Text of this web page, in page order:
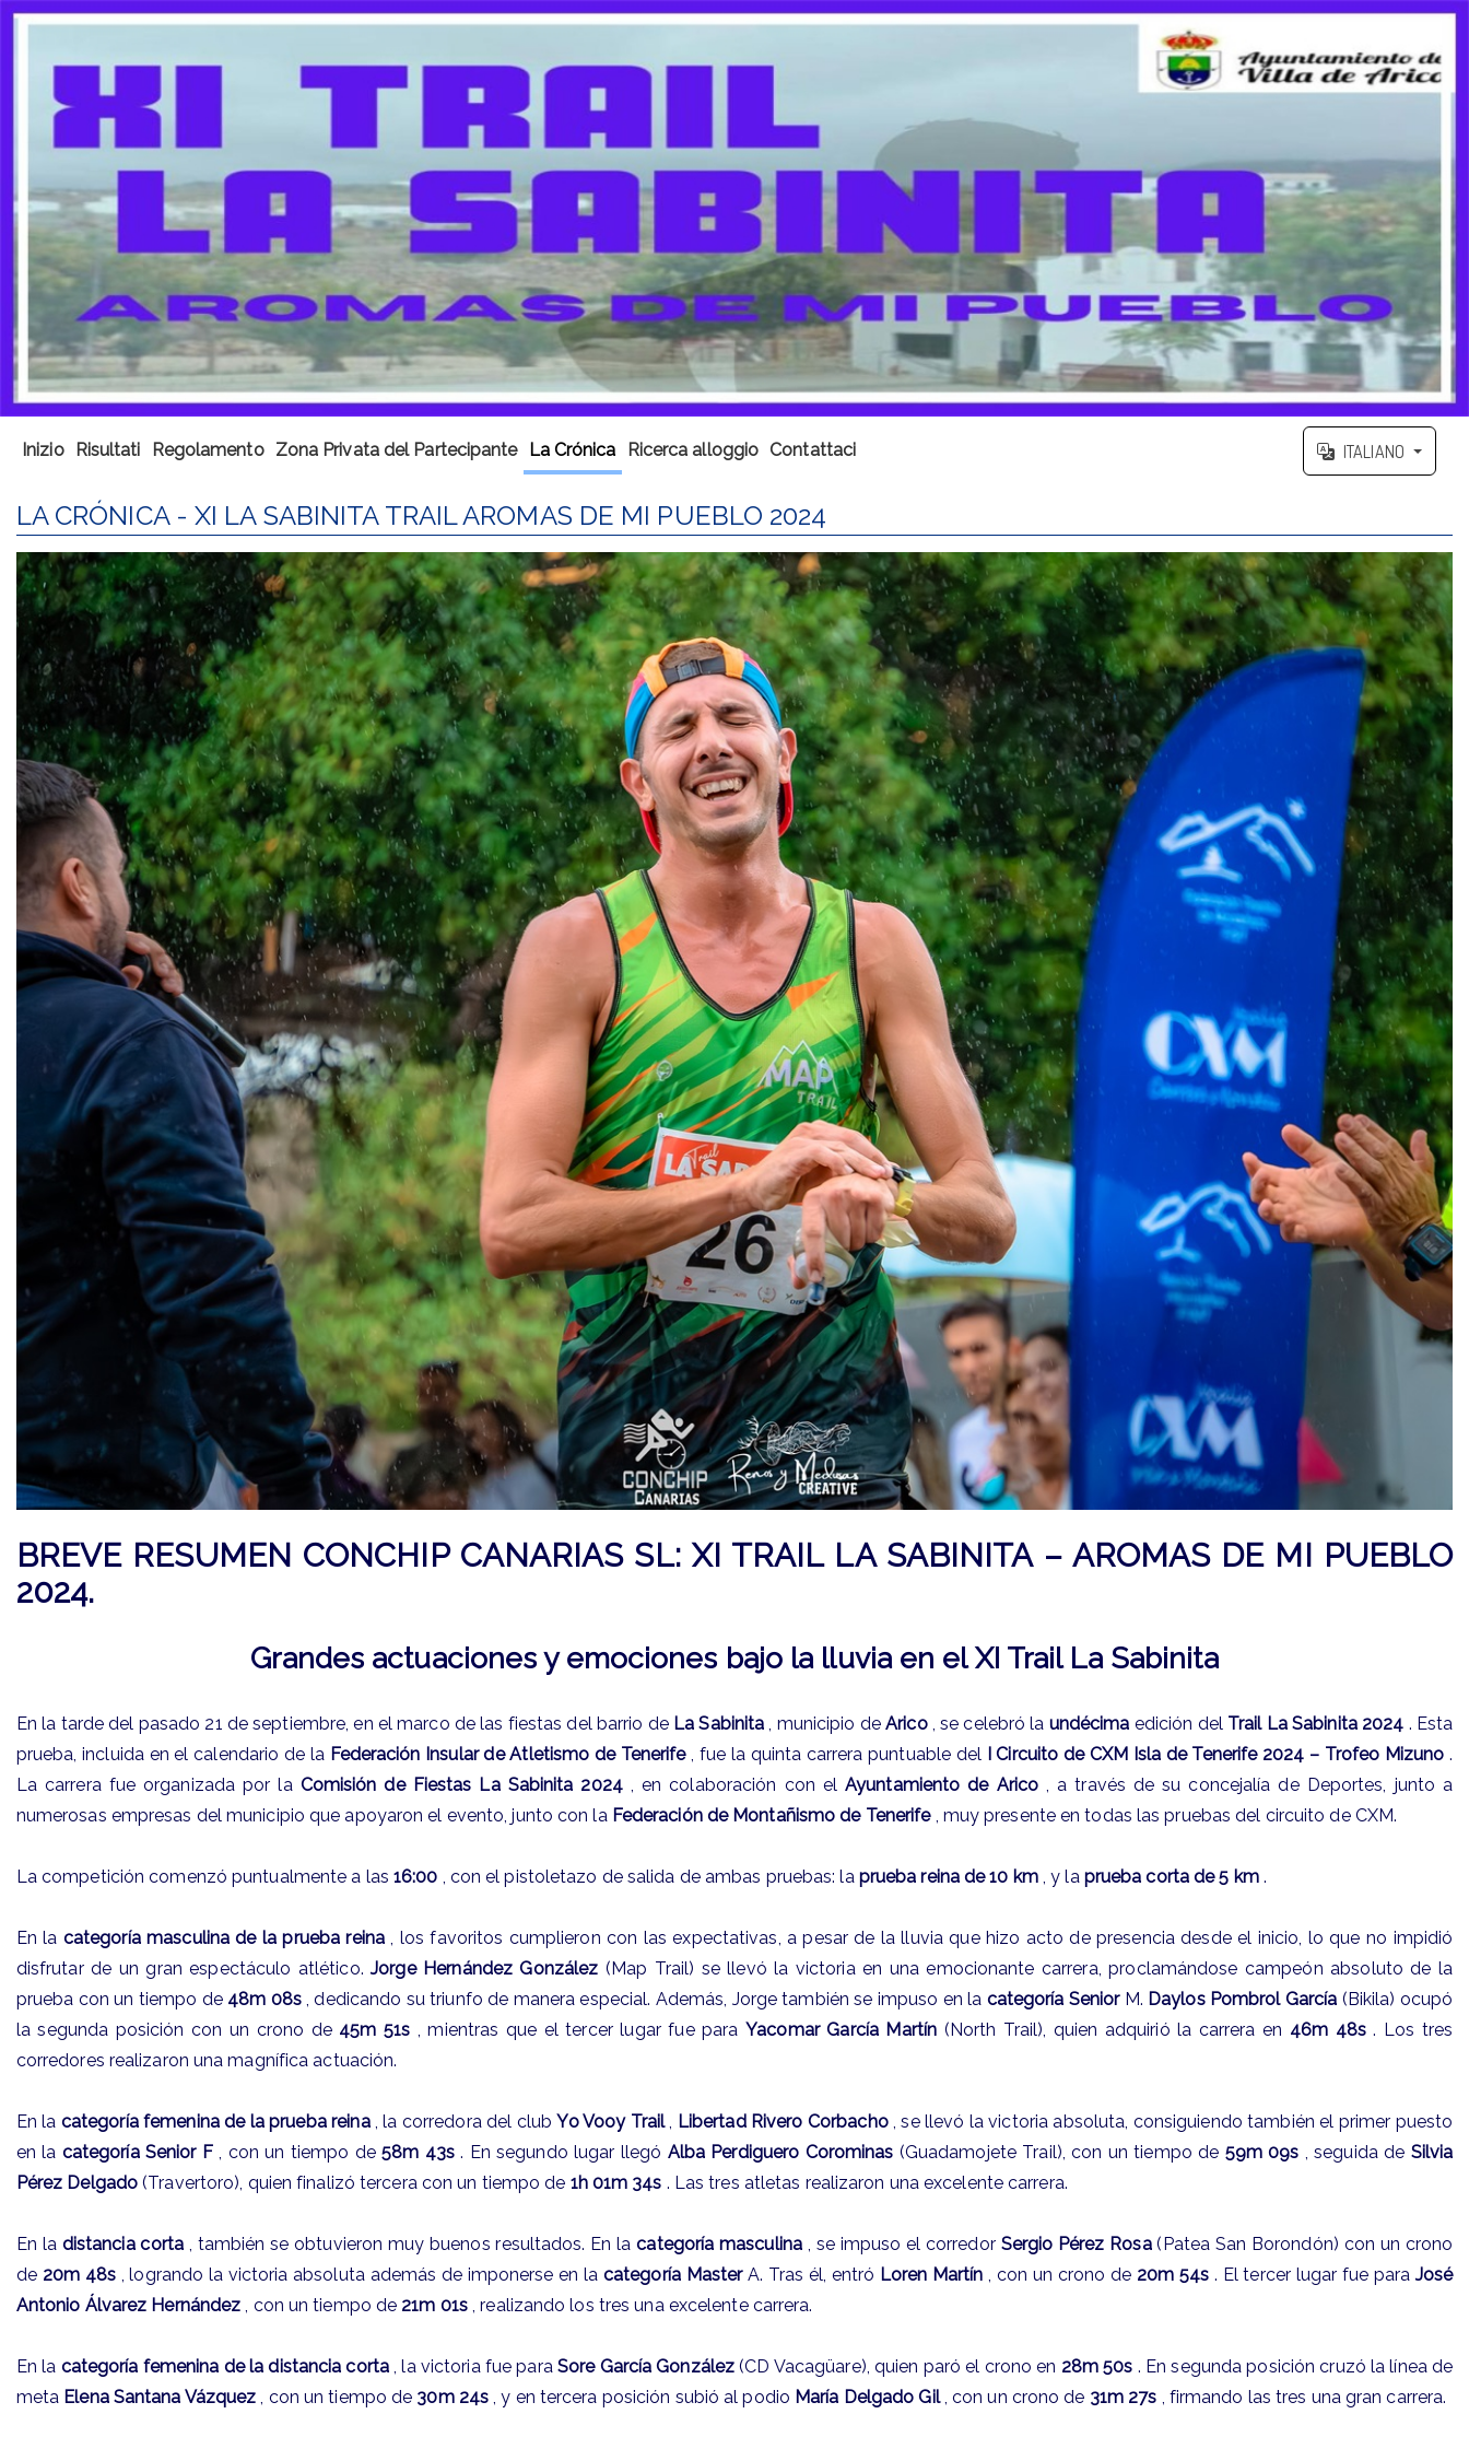
Inizio Risultati Regolamento Zona Privata del Partecipante La Crónica Ricerca alloggio Contattaci ITALIANO
LA CRÓNICA - XI LA SABINITA TRAIL AROMAS DE MI PUEBLO 2024
BREVE RESUMEN CONCHIP CANARIAS SL: XI TRAIL LA SABINITA – AROMAS DE MI PUEBLO
2024.
Grandes actuaciones y emociones bajo la lluvia en el XI Trail La Sabinita
En la tarde del pasado 21 de septiembre, en el marco de las fiestas del barrio de La Sabinita , municipio deArico, se celebró la undécima edición del Trail La Sabinita 2024 . Esta
prueba, incluida en el calendario de la Federación Insular de Atletismo de Tenerife, fue la quinta carrera puntuable del I Circuito de CXM Isla de Tenerife 2024 – Trofeo Mizuno .
La carrera fue organizada por la Comisión de Fiestas La Sabinita 2024, en colaboración con elAyuntamiento de Arico , a través de su concejalía de Deportes, junto a
numerosas empresas del municipio que apoyaron el evento, junto con la Federación de Montañismo de Tenerife, muy presente en todas las pruebas del circuito de CXM.
La competición comenzó puntualmente a las 16:00 , con el pistoletazo de salida de ambas pruebas: la prueba reina de 10 km, y la prueba corta de 5 km.
En la categoría masculina de la prueba reina, los favoritos cumplieron con las expectativas, a pesar de la lluvia que hizo acto de presencia desde el inicio, lo que no impidió
disfrutar de un gran espectáculo atlético.Jorge Hernández González (Map Trail) se llevó la victoria en una emocionante carrera, proclamándose campeón absoluto de la
prueba con un tiempo de 48m 08s, dedicando su triunfo de manera especial. Además, Jorge también se impuso en la categoría SeniorM. Daylos Pombrol García (Bikila) ocupó
la segunda posición con un crono de 45m 51s , mientras que el tercer lugar fue paraYacomar García Martín (North Trail), quien adquirió la carrera en 46m 48s. Los tres
corredores realizaron una magnífica actuación.
En la categoría femenina de la prueba reina, la corredora del clubYo Vooy Trail, Libertad Rivero Corbacho, se llevó la victoria absoluta, consiguiendo también el primer puesto
en la categoría Senior F, con un tiempo de58m 43s. En segundo lugar llegó Alba Perdiguero Corominas (Guadamojete Trail), con un tiempo de 59m 09s , seguida de Silvia
Pérez Delgado (Travertoro), quien finalizó tercera con un tiempo de 1h 01m 34s . Las tres atletas realizaron una excelente carrera.
En la distancia corta, también se obtuvieron muy buenos resultados. En lacategoría masculina, se impuso el corredor Sergio Pérez Rosa(Patea San Borondón) con un crono
de 20m 48s, logrando la victoria absoluta además de imponerse en la categoría MasterA. Tras él, entró Loren Martín , con un crono de 20m 54s . El tercer lugar fue para José
Antonio Álvarez Hernández , con un tiempo de 21m 01s , realizando los tres una excelente carrera.
En la categoría femenina de la distancia corta , la victoria fue para Sore García González (CD Vacagüare), quien paró el crono en 28m 50s . En segunda posición cruzó la línea de
meta Elena Santana Vázquez , con un tiempo de 30m 24s , y en tercera posición subió al podio María Delgado Gil, con un crono de 31m 27s , firmando las tres una gran carrera.